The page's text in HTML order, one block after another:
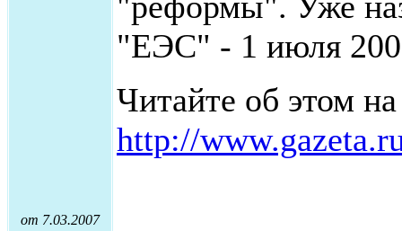
от 7.03.2007
"ЕЭС" - 1 июля
Читайте об этом на
http://